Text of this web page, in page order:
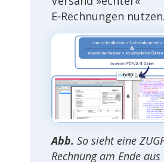
E‑Rechnungen nutzen.
Abb.So sieht eine
Rech­nung am Ende aus